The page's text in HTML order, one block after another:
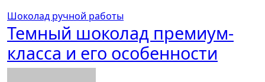
Шоколад ручной работы
Темный шоколад премиум-
класса и его особенности